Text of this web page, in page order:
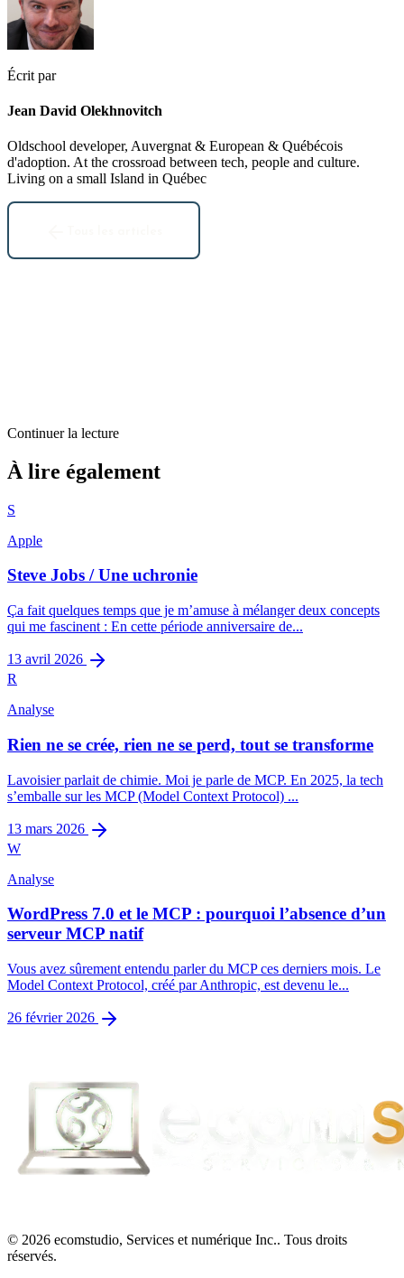
Écrit par
Jean David Olekhnovitch
Oldschool developer, Auvergnat & European & Québécois
d'adoption. At the crossroad between tech, people and culture.
Living on a small Island in Québec
Continuer la lecture
À lire également
S
Apple
Steve Jobs / Une uchronie
Ça fait quelques temps que je m’amuse à mélanger deux concepts
qui me fascinent : En cette période anniversaire de...
13 avril 2026
R
Analyse
Rien ne se crée, rien ne se perd, tout se transforme
Lavoisier parlait de chimie. Moi je parle de MCP. En 2025, la tech
s’emballe sur les MCP (Model Context Protocol) ...
13 mars 2026
W
Analyse
WordPress 7.0 et le MCP : pourquoi l’absence d’un
serveur MCP natif
Vous avez sûrement entendu parler du MCP ces derniers mois. Le
Model Context Protocol, créé par Anthropic, est devenu le...
26 février 2026
© 2026 ecomstudio, Services et numérique Inc.. Tous droits
réservés.